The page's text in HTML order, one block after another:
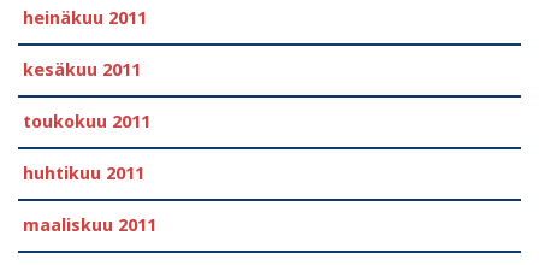
heinäkuu 2011
kesäkuu 2011
toukokuu 2011
huhtikuu 2011
maaliskuu 2011